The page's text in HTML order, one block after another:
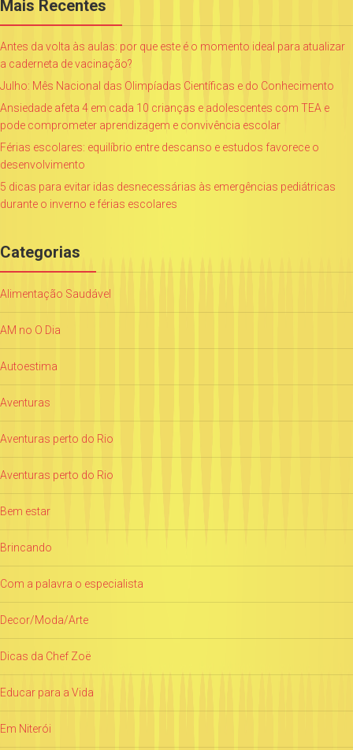
Mais Recentes
Antes da volta às aulas: por que este é o momento ideal para atualizar
a caderneta de vacinação?
Julho: Mês Nacional das Olimpíadas Científicas e do Conhecimento
Ansiedade afeta 4 em cada 10 crianças e adolescentes com TEA e
pode comprometer aprendizagem e convivência escolar
Férias escolares: equilíbrio entre descanso e estudos favorece o
desenvolvimento
5 dicas para evitar idas desnecessárias às emergências pediátricas
durante o inverno e férias escolares
Categorias
Alimentação Saudável
AM no O Dia
Autoestima
Aventuras
Aventuras perto do Rio
Aventuras perto do Rio
Bem estar
Brincando
Com a palavra o especialista
Decor/Moda/Arte
Dicas da Chef Zoë
Educar para a Vida
Em Niterói